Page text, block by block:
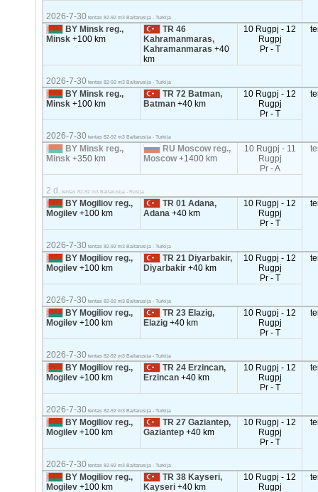
2026-7-30 tentas 82-92 m3 Baltarusija - Turkija
BY Minsk reg.,
Minsk+100 km
TR 46
Kahramanmaras,
Kahramanmaras+40
km
10 Rugpj - 12
Rugpj
Pr - T
2026-7-30 tentas 82-92 m3 Baltarusija - Turkija
BY Minsk reg.,
Minsk+100 km
TR 72 Batman,
Batman+40 km
10 Rugpj - 12
Rugpj
Pr - T
2026-7-30 tentas 82-92 m3 Baltarusija - Turkija
BY Minsk reg.,
Minsk+350 km
RU Moscow reg.,
Moscow+1400 km
10 Rugpj - 11
Rugpj
Pr - A
2 d. tentas 82-92 m3 Baltarusija - Rusija
BY Mogiliov reg.,
Mogilev+100 km
TR 01 Adana,
Adana+40 km
10 Rugpj - 12
Rugpj
Pr - T
2026-7-30 tentas 82-92 m3 Baltarusija - Turkija
BY Mogiliov reg.,
Mogilev+100 km
TR 21 Diyarbakir,
Diyarbakir+40 km
10 Rugpj - 12
Rugpj
Pr - T
2026-7-30 tentas 82-92 m3 Baltarusija - Turkija
BY Mogiliov reg.,
Mogilev+100 km
TR 23 Elazig,
Elazig+40 km
10 Rugpj - 12
Rugpj
Pr - T
2026-7-30 tentas 82-92 m3 Baltarusija - Turkija
BY Mogiliov reg.,
Mogilev+100 km
TR 24 Erzincan,
Erzincan+40 km
10 Rugpj - 12
Rugpj
Pr - T
2026-7-30 tentas 82-92 m3 Baltarusija - Turkija
BY Mogiliov reg.,
Mogilev+100 km
TR 27 Gaziantep,
Gaziantep+40 km
10 Rugpj - 12
Rugpj
Pr - T
2026-7-30 tentas 82-92 m3 Baltarusija - Turkija
BY Mogiliov reg.,
Mogilev+100 km
TR 38 Kayseri,
Kayseri+40 km
10 Rugpj - 12
Rugpj